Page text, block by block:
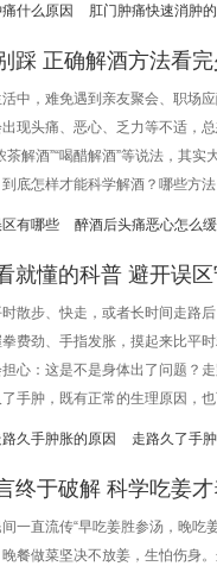
什么原因 肛门肿痛快速消肿
踩 正确解酒方法看
，难免遇到亲友聚会、职场应
现头痛、恶心、乏力等不适，
茶解酒”“喝醋解酒”等说法，其
底怎样才能科学解酒？哪些方
有哪些 醉酒后头痛恶心怎么
就懂的科普 避开误
步、快走，或者长时间走路后
费劲、手指发胀，摸起来比平
心：这是不是身体出了问题？
了手肿，既有正常的生理原因，
久手肿胀的原因 走路久了手
终于破解 科学吃姜
直流传“早吃姜胜参汤，晚吃
餐做菜坚决不放姜，生怕伤身